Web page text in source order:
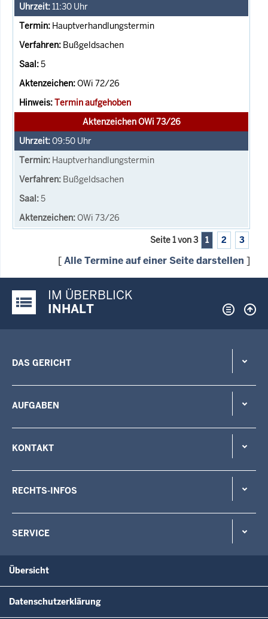
11:30 Uhr
Hauptverhandlungstermin
Bußgeldsachen
5
OWi 72/26
Termin aufgehoben
Aktenzeichen OWi 73/26
09:50 Uhr
Hauptverhandlungstermin
Bußgeldsachen
5
OWi 73/26
Seite 1 von 3 1 2 3
[Alle Termine auf einer Seite darstellen ]
Justiz-Portal im Überblick:
IM ÜBERBLICK
INHALT
DAS GERICHT
AUFGABEN
KONTAKT
RECHTS-INFOS
SERVICE
Übersicht
Datenschutzerklärung